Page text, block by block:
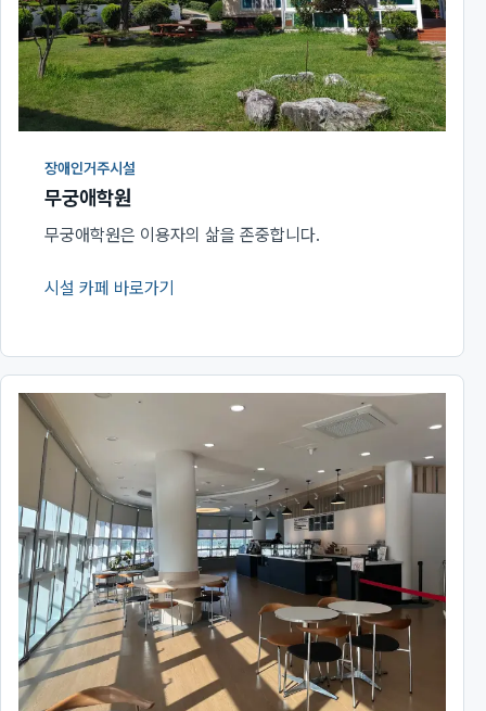
장애인거주시설
무궁애학원
무궁애학원은 이용자의 삶을 존중합니다.
시설 카페 바로가기
(새 창에서 열림)